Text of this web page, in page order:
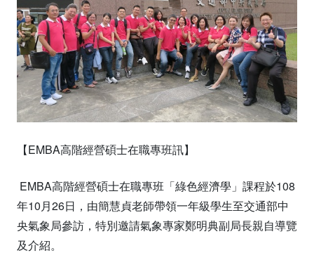
【EMBA高階經營碩士在職專班訊】
EMBA高階經營碩士在職專班「綠色經濟學」課程於108
年10月26日，由簡慧貞老師帶領一年級學生至交通部中
央氣象局參訪，特別邀請氣象專家鄭明典副局長親自導覽
及介紹。